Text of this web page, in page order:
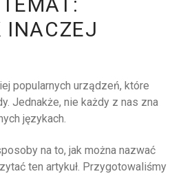
popularnych urządzeń, które
Jednakże, nie każdy z nas zna
językach.
na to, jak można nazwać
ten artykuł. Przygotowaliśmy